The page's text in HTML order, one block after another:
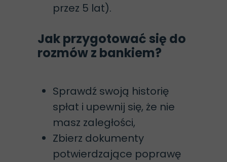
przez 5 lat).
Jak przygotować się do
rozmów z bankiem?
Sprawdź swoją historię
spłat i upewnij się, że nie
masz zaległości,
Zbierz dokumenty
potwierdzające poprawę